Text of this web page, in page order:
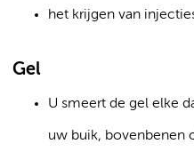
het krijgen van
Gel
U smeert de gel elke
uw buik, bovenbenen